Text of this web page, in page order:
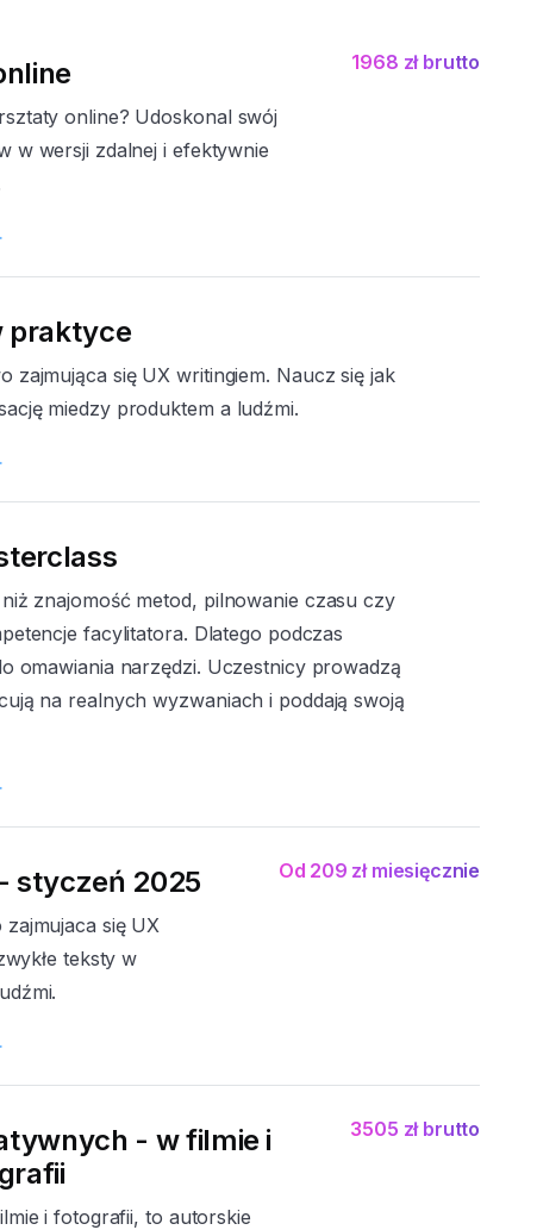
online? Udoskonal swój
w wersji zdalnej i efektywnie
1968 zł brutto
praktyce
zajmująca się UX writingiem. Naucz się jak
miedzy produktem a ludźmi.
znajomość metod, pilnowanie czasu czy
facylitatora. Dlatego podczas
omawiania narzędzi. Uczestnicy prowadzą
na realnych wyzwaniach i poddają swoją
styczeń 2025
się UX
teksty w
Od 209 zł miesięcznie
- w filmie i
i fotografii, to autorskie
3505 zł brutto